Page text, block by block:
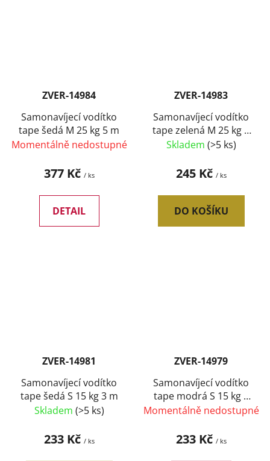
ZVER-14984
Samonavíjecí vodítko
tape šedá M 25 kg 5 m
Momentálně nedostupné
377 Kč / ks
DETAIL
ZVER-14983
Samonavíjecí vodítko
tape zelená M 25 kg 5
m
Skladem (>5 ks)
245 Kč / ks
DO KOŠÍKU
ZVER-14981
Samonavíjecí vodítko
tape šedá S 15 kg 3 m
Skladem (>5 ks)
233 Kč / ks
ZVER-14979
Samonavíjecí vodítko
tape modrá S 15 kg 3
m
Momentálně nedostupné
233 Kč / ks